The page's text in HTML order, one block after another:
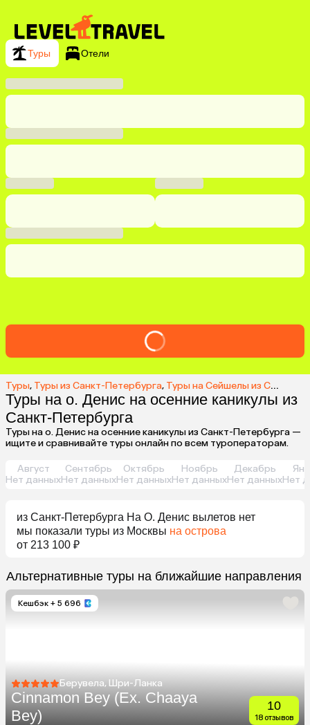
Туры Отели
Туры, Туры из Санкт-Петербурга, Туры на Сейшелы из Санкт-Петербурга
Туры на о. Денис на осенние каникулы из
Санкт-Петербурга
Туры на о. Денис на осенние каникулы из Санкт-Петербурга —
ищите и сравнивайте туры онлайн по всем туроператорам.
Август
Нет данных
Сентябрь
Нет данных
Октябрь
Нет данных
Ноябрь
Нет данных
Декабрь
Нет данныхНет
из Санкт-Петербурга На О. Денис вылетов нет
мы показали туры из Москвы на острова
от 213 100 ₽
Альтернативные туры на ближайшие направления
Кешбэк + 5 696
Берувела, Шри-Ланка
Cinnamon Bey (Ex. Chaaya
Bey)
10
18 отзывов